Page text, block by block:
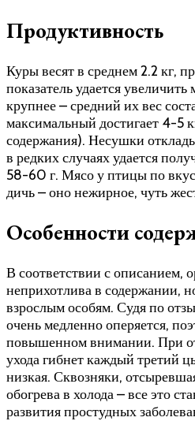
Продуктивность
Куры весят в среднем 2.2 кг,
показатель удается
крупнее – средний их вес
максимальный достигает 4-5
содержания). Несушки
в редких случаях удается
58-60 г. Мясо у птицы по
дичь – оно нежирное, чуть
Особенности
В соответствии с описанием,
неприхотлива в содержании,
взрослым особям. Судя по
очень медленно оперяется,
повышенном внимании. При
ухода гибнет каждый третий
низкая. Сквозняки,
обогрева в холода – все это
развития простудных